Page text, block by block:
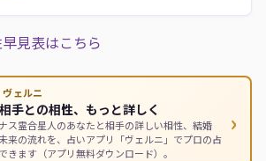
見表はこちら
ェルニ
手との相性、もっと詳しく
ス霊合星人のあなたと相手の詳しい相性、結婚
来の流れを、占いアプリ「ヴェルニ」でプロの占
きます（アプリ無料ダウンロード）。
›